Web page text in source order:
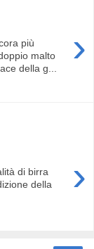
›
più
malto
della g...
›
di birra
della